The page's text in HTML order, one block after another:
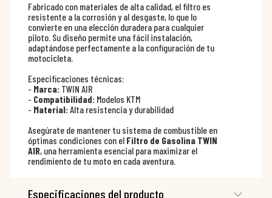
Fabricado con materiales de alta calidad, el filtro es
resistente a la corrosión y al desgaste, lo que lo
convierte en una elección duradera para cualquier
piloto. Su diseño permite una fácil instalación,
adaptándose perfectamente a la configuración de tu
motocicleta.
Especificaciones técnicas:
- Marca: TWIN AIR
- Compatibilidad: Modelos KTM
- Material:Alta resistencia y durabilidad
Asegúrate de mantener tu sistema de combustible en
óptimas condiciones con el Filtro de Gasolina TWIN
AIR, una herramienta esencial para maximizar el
rendimiento de tu moto en cada aventura.
Especificaciones del producto